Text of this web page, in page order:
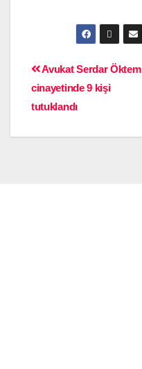
Avukat Serdar Öktem
cinayetinde 9 kişi
tutuklandı